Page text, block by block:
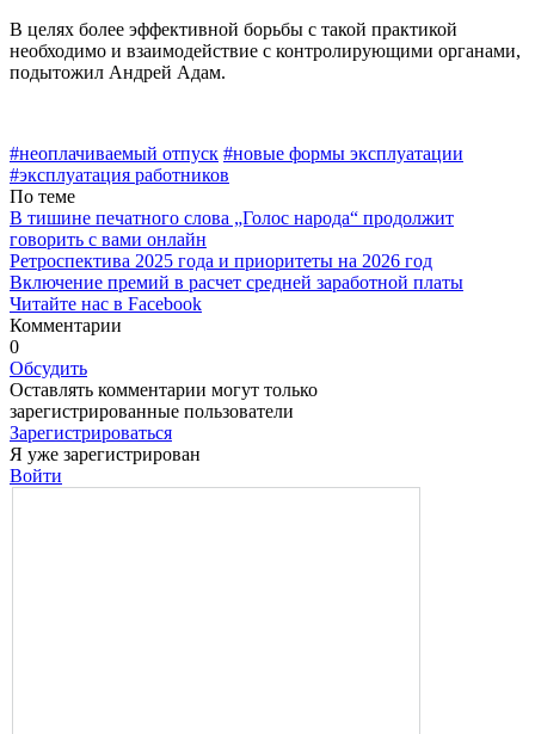
В целях более эффективной борьбы с такой практикой
необходимо и взаимо­действие с контролирующими органа­ми,
подытожил Андрей Адам.
#неоплачиваемый отпуск #новые формы эксплуатации
#эксплуатация работников
По теме
В тишине печатного слова „Голос народа“ продолжит
говорить с вами онлайн
Ретроспектива 2025 года и приоритеты на 2026 год
Включение премий в расчет средней заработной платы
Читайте нас в Facebook
Комментарии
0
Обсудить
Оставлять комментарии могут только
зарегистрированные пользователи
Зарегистрироваться
Я уже зарегистрирован
Войти